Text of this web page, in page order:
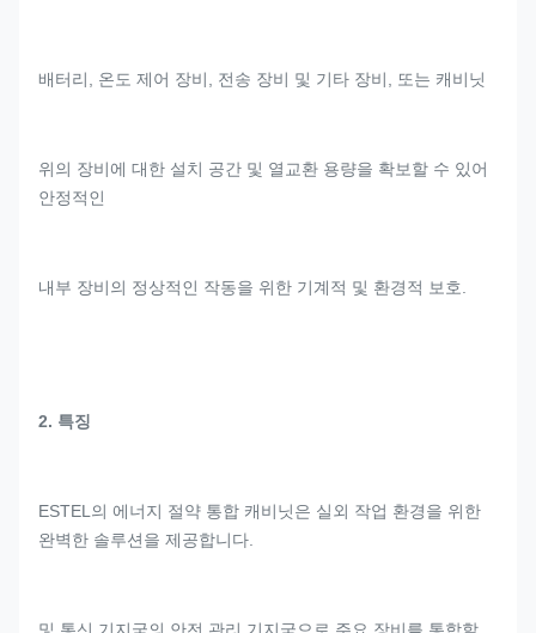
배터리, 온도 제어 장비, 전송 장비 및 기타 장비, 또는 캐비닛
위의 장비에 대한 설치 공간 및 열교환 용량을 확보할 수 있어
안정적인
내부 장비의 정상적인 작동을 위한 기계적 및 환경적 보호.
2. 특징
ESTEL의 에너지 절약 통합 캐비닛은 실외 작업 환경을 위한
완벽한 솔루션을 제공합니다.